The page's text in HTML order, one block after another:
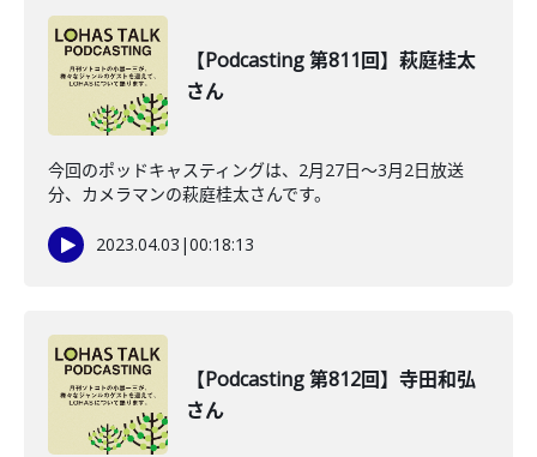
【Podcasting 第811回】萩庭桂太
さん
今回のポッドキャスティングは、2月27日〜3月2日放送
分、カメラマンの萩庭桂太さんです。
2023.04.03 |00:18:13
【Podcasting 第812回】寺田和弘
さん